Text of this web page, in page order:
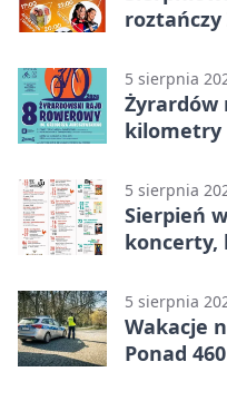
5 sierpnia
Żyrardów
kilometry
5 sierpnia
Sierpień
koncerty,
5 sierpnia
Wakacje
Ponad